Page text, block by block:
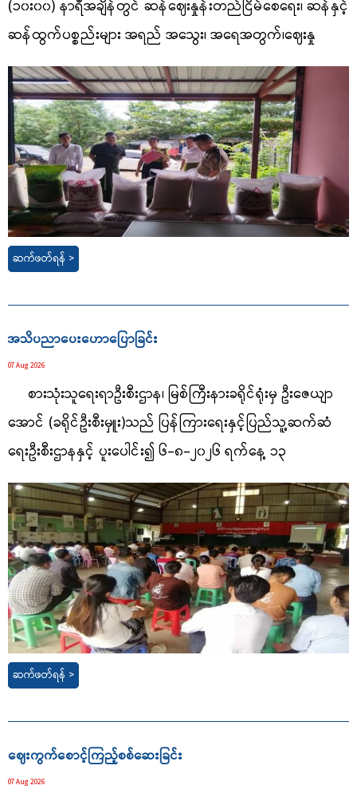
(၁၀း၀၀) နာရီအချိန်တွင် ဆန်ဈေးနှုန်းတည်ငြိမ်စေရေး၊ ဆန်နှင့်
ဆန်ထွက်ပစ္စည်းများ အရည် အသွေး၊ အရေအတွက်၊ဈေးနှု
ဆက်ဖတ်ရန် >
အသိပညာ‌ပေး‌ဟောပြောခြင်း
07 Aug 2026
စားသုံးသူရေးရာဦးစီးဌာန၊ မြစ်ကြီးနားခရိုင်ရုံးမှ ဦးဇေယျာ
အောင် (ခရိုင်ဦးစီးမှူး)သည် ပြန်ကြားရေးနှင့်ပြည်သူ့ဆက်ဆံ
ရေးဦးစီးဌာနနှင့် ပူးပေါင်း၍ ၆-၈-၂၀၂၆ ရက်နေ့ ၁၃
ဆက်ဖတ်ရန် >
ဈေးကွက်စောင့်ကြည့်စစ်ဆေးခြင်း
07 Aug 2026